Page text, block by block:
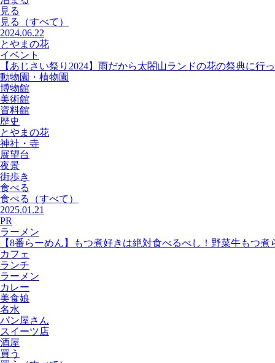
見る
見る
（すべて）
2024.06.22
とやまの花
イベント
【あじさい祭り2024】雨だから太閤山ランドの花の祭典に行
動物園・植物園
博物館
美術館
資料館
歴史
とやまの花
神社・寺
展望台
夜景
街歩き
食べる
食べる
（すべて）
2025.01.21
PR
ラーメン
【8番らーめん】もつ煮好きは絶対食べるべし！野菜牛もつ
カフェ
ランチ
ラーメン
カレー
美食娘
名水
パン屋さん
スイーツ店
酒屋
買う